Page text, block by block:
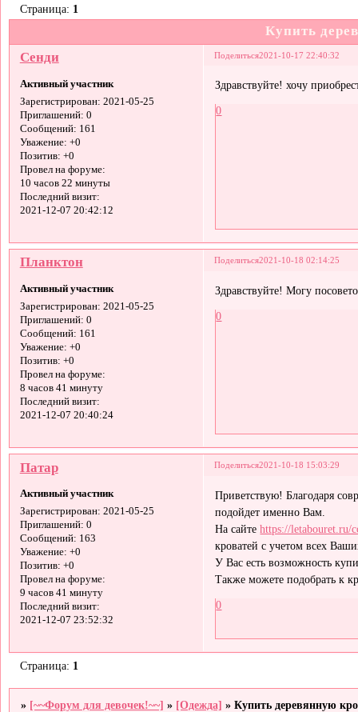
Купить
Страница: 1
Поделиться2021-10-17 22:40:32
Сенди
Активный участник
Зарегистрирован: 2021-05-25
Приглашений: 0
Сообщений: 161
Уважение: +0
Позитив: +0
Провел на форуме:
10 часов 22 минуты
Последний визит:
2021-12-07 20:42:12
Здравствуйте! хочу
0
Поделиться2021-10-18 02:14:25
Планктон
Активный участник
Зарегистрирован: 2021-05-25
Приглашений: 0
Сообщений: 161
Уважение: +0
Позитив: +0
Провел на форуме:
8 часов 41 минуту
Последний визит:
2021-12-07 20:40:24
Здравствуйте! Могу
0
Поделиться2021-10-18 15:03:29
Патар
Активный участник
Зарегистрирован: 2021-05-25
Приглашений: 0
Сообщений: 163
Уважение: +0
Позитив: +0
Провел на форуме:
9 часов 41 минуту
Последний визит:
2021-12-07 23:52:32
Приветствую! Благодаря
подойдет именно Вам.
На сайтеhttps://letabouret.ru/
кроватей с учетом всех
У Вас есть возможность
Также можете подобрать к
0
Страница: 1
» [~~Форум для девочек!~~] » [Одежда] »Купить деревянную